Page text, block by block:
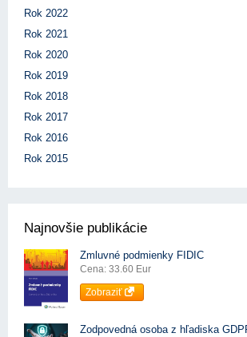
Rok 2022
Rok 2021
Rok 2020
Rok 2019
Rok 2018
Rok 2017
Rok 2016
Rok 2015
Najnovšie publikácie
Zmluvné podmienky FIDIC
Cena: 33.60 Eur
Zobraziť
Zodpovedná osoba z hľadiska